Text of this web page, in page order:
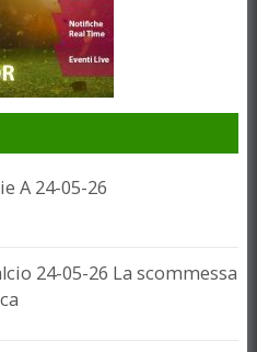
A 24-05-26
24-05-26 La scommessa